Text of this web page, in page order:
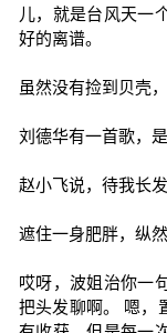
儿，就是台风天一
好的离谱。
虽然没有捡到贝壳
刘德华有一首歌，
赵小飞说，待我长发
遮住一身肥胖，纵
哎呀，波姐治你一
把头发聊啊。 嗯，